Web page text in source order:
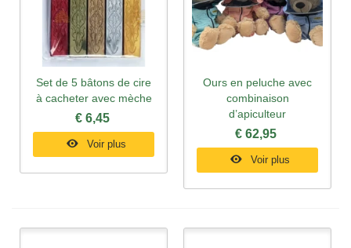
Set de 5 bâtons de cire
à cacheter avec mèche
€ 6,45
Voir plus
Ours en peluche avec
combinaison
d’apiculteur
€ 62,95
Voir plus